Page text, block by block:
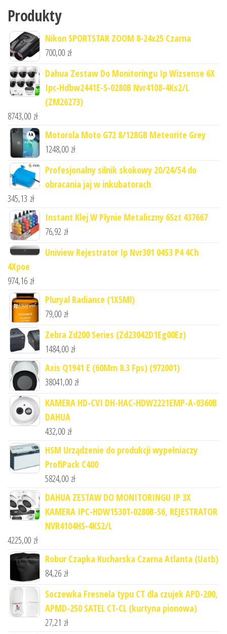
Produkty
Nikon SPORTSTAR ZOOM 8-24x25 Czarna
700,00 zł
Dahua Zestaw Do Monitoringu Ip Wizsense 6X
Ipc-Hdbw2441E-S-0280B Nvr4108-4Ks2/L
(ZM26273)
8743,00 zł
Motorola Moto G72 8/128GB Meteorite Grey
1248,00 zł
Profesjonalny silnik skokowy 20/24/54 do
obracania jaj w inkubatorach
345,13 zł
Instant Klej W Płynie Metaliczny 6Szt 437667
76,92 zł
Uniview Rejestrator Ip Nvr301 04S3 P4 4Ch
4Xpoe
974,16 zł
Pluryal Radiance (1X5Ml)
79,00 zł
Zebra Zd200 Series (Zd23042D1Eg00Ez)
1484,00 zł
Axis Q1941 E (60Mm 8.3 Fps) (972001)
38041,00 zł
KAMERA HD-CVI DH-HAC-HDW2221EMP-A-0360B
DAHUA
432,00 zł
HSM Urządzenie do produkcji wypełniaczy
ProfiPack C400
5824,00 zł
DAHUA ZESTAW DO MONITORINGU IP 3X
KAMERA IPC-HDW1530T-0280B-S6, REJESTRATOR
NVR4104HS-4KS2/L
4225,00 zł
Robur Czapka Kucharska Czarna Atlanta (Uatb)
84,26 zł
Soczewka Fresnela typu CT dla czujek APD-200,
APMD-250 SATEL CT-CL (kurtyna pionowa)
27,21 zł